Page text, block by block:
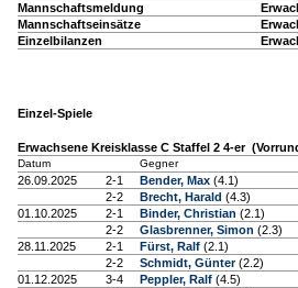
Mannschaftsmeldung
Mannschaftseinsätze
Einzelbilanzen
Einzel-Spiele
Erwachsene Kreisklasse C Staffel 2 4-er
Datum Gegner
26.09.2025 2-1 Bender, Max (4.1)
2-2
Brecht, Harald (4.3)
01.10.2025
2-1 Binder, Christian (2.1)
2-2
Glasbrenner, Simon (2.3)
28.11.2025
2-1 Fürst, Ralf (2.1)
2-2
Schmidt, Günter(2.2)
01.12.2025
3-4 Peppler, Ralf (4.5)